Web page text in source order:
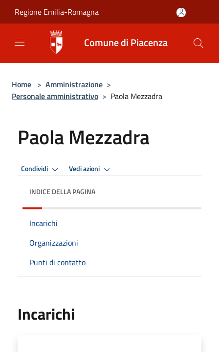
Regione Emilia-Romagna
Comune di Piacenza
Home > Amministrazione >
Personale amministrativo > Paola Mezzadra
Paola Mezzadra
Condividi Vedi azioni
INDICE DELLA PAGINA
Incarichi
Organizzazioni
Punti di contatto
Incarichi